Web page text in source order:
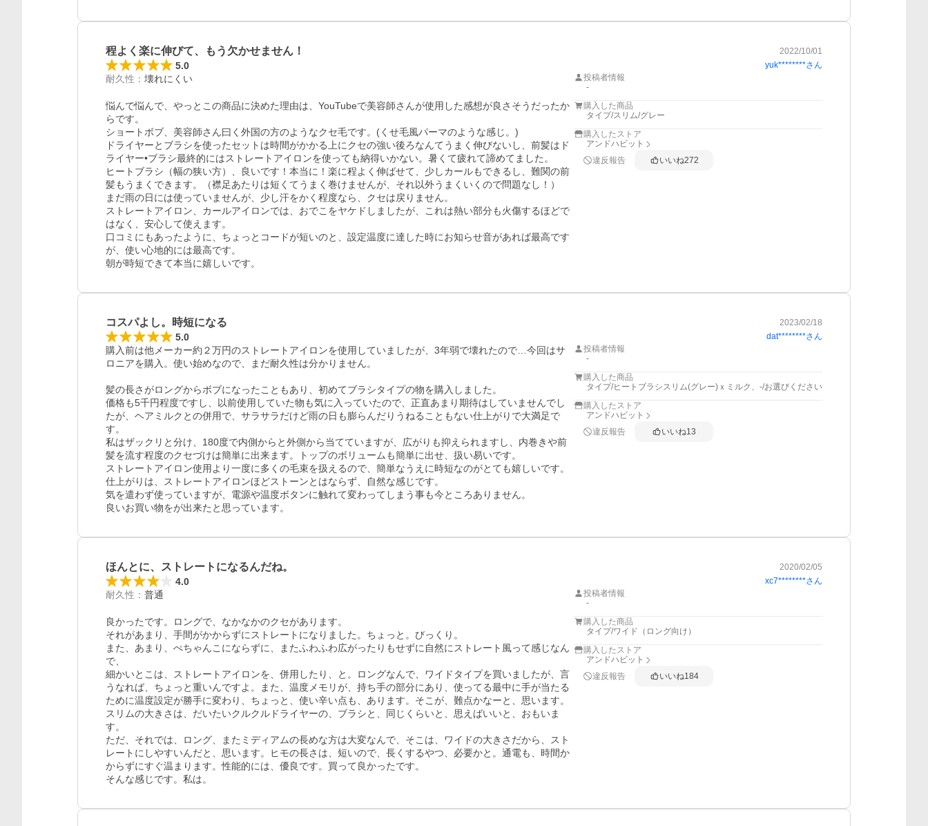
程よく楽に伸びて、もう欠かせません！ 2022/10/01
5.0 yuk********さん
耐久性 ： 壊れにくい
悩んで悩んで、やっとこの商品に決めた理由は、YouTubeで美容師さんが使用した感想が良さそうだったか
らです。
ショートボブ、美容師さん曰く外国の方のようなクセ毛です。(くせ毛風パーマのような感じ。)
ドライヤーとブラシを使ったセットは時間がかかる上にクセの強い後ろなんてうまく伸びないし、前髪はド
ライヤー•ブラシ最終的にはストレートアイロンを使っても納得いかない。暑くて疲れて諦めてました。
ヒートブラシ（幅の狭い方）、良いです！本当に！楽に程よく伸ばせて、少しカールもできるし、難関の前
髪もうまくできます。（襟足あたりは短くてうまく巻けませんが、それ以外うまくいくので問題なし！）
まだ雨の日には使っていませんが、少し汗をかく程度なら、クセは戻りません。
ストレートアイロン、カールアイロンでは、おでこをヤケドしましたが、これは熱い部分も火傷するほどで
はなく、安心して使えます。
口コミにもあったように、ちょっとコードが短いのと、設定温度に達した時にお知らせ音があれば最高です
が、使い心地的には最高です。
投稿者情報
-
購入した商品
タイプ/スリム/グレー
購入したストア
アンドハビット
違反報告
いいね272
コスパよし。時短になる 2023/02/18
5.0 dat********さん
購入前は他メーカー約２万円のストレートアイロンを使用していましたが、3年弱で壊れたので…今回はサ
ロニアを購入。使い始めなので、まだ耐久性は分かりません。
髪の長さがロングからボブになったこともあり、初めてブラシタイプの物を購入しました。
価格も5千円程度ですし、以前使用していた物も気に入っていたので、正直あまり期待はしていませんでし
たが、ヘアミルクとの併用で、サラサラだけど雨の日も膨らんだりうねることもない仕上がりで大満足で
す。
私はザックリと分け、180度で内側からと外側から当てていますが、広がりも抑えられますし、内巻きや前
髪を流す程度のクセづけは簡単に出来ます。トップのボリュームも簡単に出せ、扱い易いです。
ストレートアイロン使用より一度に多くの毛束を扱えるので、簡単なうえに時短なのがとても嬉しいです。
仕上がりは、ストレートアイロンほどストーンとはならず、自然な感じです。
気を遣わず使っていますが、電源や温度ボタンに触れて変わってしまう事も今ところありません。
良いお買い物をが出来たと思っています。
投稿者情報
-
購入した商品
タイプ/ヒートブラシスリム(グレー)ｘミルク、-/お選びください
購入したストア
アンドハビット
違反報告
いいね13
ほんとに、ストレートになるんだね。 2020/02/05
4.0 xc7********さん
耐久性 ： 普通
良かったです。ロングで、なかなかのクセがあります。
それがあまり、手間がかからずにストレートになりました。ちょっと。びっくり。
また、あまり、ぺちゃんこにならずに、またふわふわ広がったりもせずに自然にストレート風って感じなん
で、
細かいとこは、ストレートアイロンを、併用したり、と。ロングなんで、ワイドタイプを買いましたが、言
うなれば、ちょっと重いんですよ。また、温度メモリが、持ち手の部分にあり、使ってる最中に手が当たる
ために温度設定が勝手に変わり、ちょっと、使い辛い点も、あります。そこが、難点かなーと、思います。
スリムの大きさは、だいたいクルクルドライヤーの、ブラシと、同じくらいと、思えばいいと、おもいま
す。
ただ、それでは、ロング、またミディアムの長めな方は大変なんで、そこは、ワイドの大きさだから、スト
レートにしやすいんだと、思います。ヒモの長さは、短いので、長くするやつ、必要かと。通電も、時間か
からずにすぐ温まります。性能的には、優良です。買って良かったです。
そんな感じです。私は。
投稿者情報
-
購入した商品
タイプ/ワイド（ロング向け）
購入したストア
アンドハビット
違反報告
いいね184